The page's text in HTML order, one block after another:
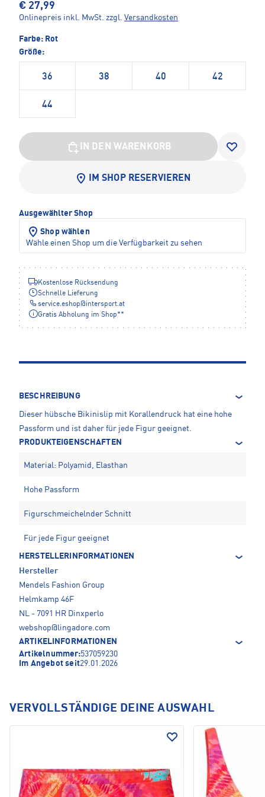
€ 27,99
Onlinepreis inkl. MwSt. zzgl. Versandkosten
Farbe: Rot
Größe:
36 38 40 42
44
IN DEN WARENKORB
IM SHOP RESERVIEREN
Ausgewählter Shop
Shop wählen
Wähle einen Shop um die Verfügbarkeit zu sehen
Kostenlose Rücksendung
Schnelle Lieferung
service.eshop@intersport.at
Gratis Abholung im Shop**
BESCHREIBUNG
Dieser hübsche Bikinislip mit Korallendruck hat eine hohe
Passform und ist daher für jede Figur geeignet.
PRODUKTEIGENSCHAFTEN
Material: Polyamid, Elasthan
Hohe Passform
Figurschmeichelnder Schnitt
Für jede Figur geeignet
HERSTELLERINFORMATIONEN
Hersteller
Mendels Fashion Group
Helmkamp 46F
NL - 7091 HR Dinxperlo
webshop@lingadore.com
ARTIKELINFORMATIONEN
Artikelnummer:537059230
Im Angebot seit29.01.2026
VERVOLLSTÄNDIGE DEINE AUSWAHL